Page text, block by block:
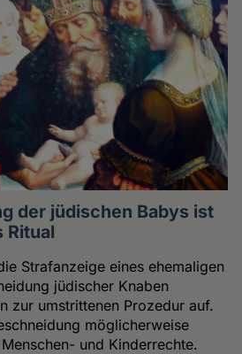
der jüdischen Babys ist
Ritual
Strafanzeige eines ehemaligen
jüdischer Knaben
zur umstrittenen Prozedur auf.
möglicherweise
und Kinderrechte.